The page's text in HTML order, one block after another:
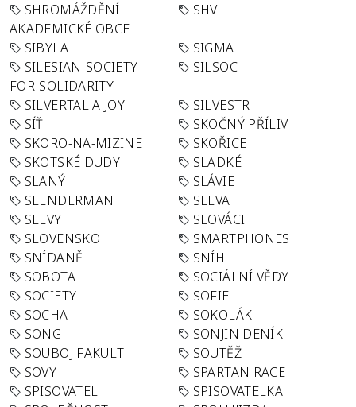
SHROMÁŽDĚNÍ
AKADEMICKÉ OBCE
SHV
SIBYLA
SIGMA
SILESIAN-SOCIETY-
FOR-SOLIDARITY
SILSOC
SILVERTAL A JOY
SILVESTR
SÍŤ
SKOČNÝ PŘÍLIV
SKORO-NA-MIZINE
SKOŘICE
SKOTSKÉ DUDY
SLADKÉ
SLANÝ
SLÁVIE
SLENDERMAN
SLEVA
SLEVY
SLOVÁCI
SLOVENSKO
SMARTPHONES
SNÍDANĚ
SNÍH
SOBOTA
SOCIÁLNÍ VĚDY
SOCIETY
SOFIE
SOCHA
SOKOLÁK
SONG
SONJIN DENÍK
SOUBOJ FAKULT
SOUTĚŽ
SOVY
SPARTAN RACE
SPISOVATEL
SPISOVATELKA